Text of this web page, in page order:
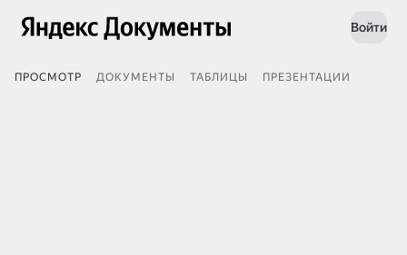
Войти
ПРОСМОТР ДОКУМЕНТЫ ТАБЛИЦЫ ПРЕЗЕНТАЦИИ